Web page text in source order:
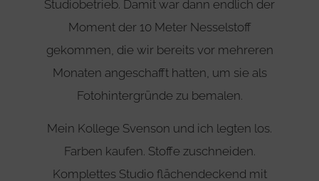
Studiobetrieb. Damit war dann endlich der
Moment der 10 Meter Nesselstoff
gekommen, die wir bereits vor mehreren
Monaten angeschafft hatten, um sie als
Fotohintergründe zu bemalen.
Mein Kollege Svenson und ich legten los.
Farben kaufen. Stoffe zuschneiden.
Komplettes Studio flächendeckend mit